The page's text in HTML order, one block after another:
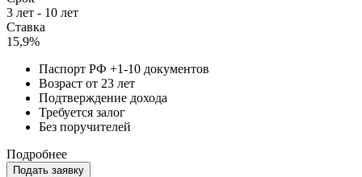
3 лет - 10 лет
Ставка
15,9%
Паспорт РФ +1-10 документов
Возраст от 23 лет
Подтверждение дохода
Требуется залог
Без поручителей
Подробнее
Подать заявку